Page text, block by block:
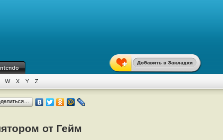
W X Y Z
от Гейм